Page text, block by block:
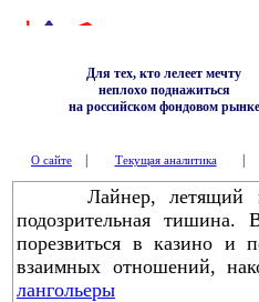
Для тех, кто лелеет мечту
неплохо поднажиться
на российском фондовом рынке
О сайте Текущая аналитика
Лайнер, летящий в
подозрительная тишина.
порезвиться в казино и
взаимных отношений,
лангольеры